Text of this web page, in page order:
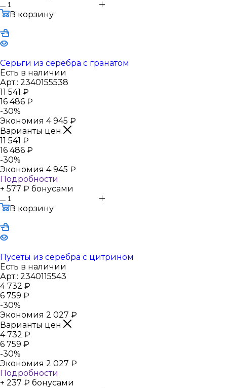
В корзину
Серьги из серебра с гранатом
Есть в наличии
Арт.: 2340155538
11 541 ₽
16 486 ₽
-30%
Экономия 4 945 ₽
Варианты цен
11 541 ₽
16 486 ₽
-30%
Экономия 4 945 ₽
Подробности
+ 577 ₽ бонусами
В корзину
Пусеты из серебра с цитрином
Есть в наличии
Арт.: 2340115543
4 732 ₽
6 759 ₽
-30%
Экономия 2 027 ₽
Варианты цен
4 732 ₽
6 759 ₽
-30%
Экономия 2 027 ₽
Подробности
+ 237 ₽ бонусами